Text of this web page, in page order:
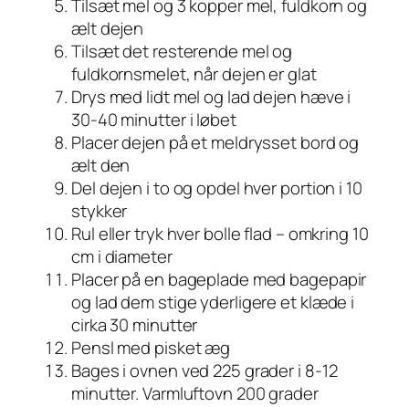
Tilsæt mel og 3 kopper mel, fuldkorn og
ælt dejen
Tilsæt det resterende mel og
fuldkornsmelet, når dejen er glat
Drys med lidt mel og lad dejen hæve i
30-40 minutter i løbet
Placer dejen på et meldrysset bord og
ælt den
Del dejen i to og opdel hver portion i 10
stykker
Rul eller tryk hver bolle flad – omkring 10
cm i diameter
Placer på en bageplade med bagepapir
og lad dem stige yderligere et klæde i
cirka 30 minutter
Pensl med pisket æg
Bages i ovnen ved 225 grader i 8-12
minutter. Varmluftovn 200 grader